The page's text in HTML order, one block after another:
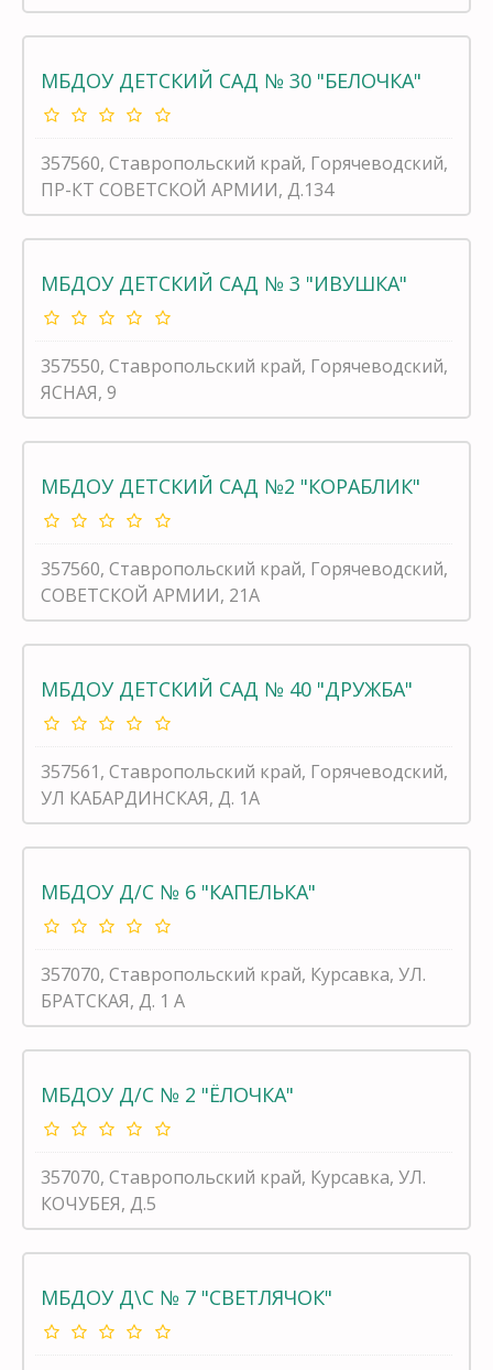
МБДОУ ДЕТСКИЙ САД № 30 "БЕЛОЧКА"
357560, Ставропольский край, Горячеводский,
ПР-КТ СОВЕТСКОЙ АРМИИ, Д.134
МБДОУ ДЕТСКИЙ САД № 3 "ИВУШКА"
357550, Ставропольский край, Горячеводский,
ЯСНАЯ, 9
МБДОУ ДЕТСКИЙ САД №2 "КОРАБЛИК"
357560, Ставропольский край, Горячеводский,
СОВЕТСКОЙ АРМИИ, 21А
МБДОУ ДЕТСКИЙ САД № 40 "ДРУЖБА"
357561, Ставропольский край, Горячеводский,
УЛ КАБАРДИНСКАЯ, Д. 1А
МБДОУ Д/С № 6 "КАПЕЛЬКА"
357070, Ставропольский край, Курсавка, УЛ.
БРАТСКАЯ, Д. 1 А
МБДОУ Д/С № 2 "ЁЛОЧКА"
357070, Ставропольский край, Курсавка, УЛ.
КОЧУБЕЯ, Д.5
МБДОУ Д\С № 7 "СВЕТЛЯЧОК"